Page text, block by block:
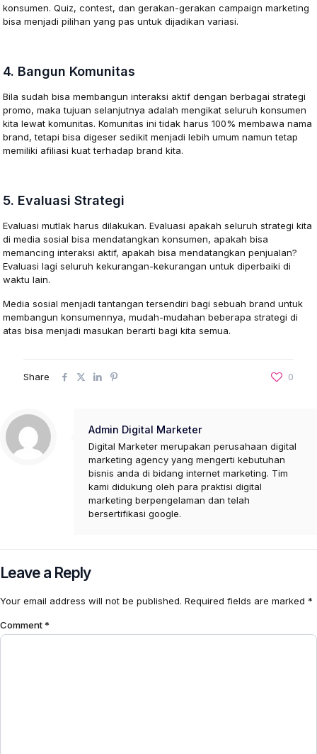
konsumen. Quiz, contest, dan gerakan-gerakan campaign marketing
bisa menjadi pilihan yang pas untuk dijadikan variasi.
4. Bangun Komunitas
Bila sudah bisa membangun interaksi aktif dengan berbagai strategi
promo, maka tujuan selanjutnya adalah mengikat seluruh konsumen
kita lewat komunitas. Komunitas ini tidak harus 100% membawa nama
brand, tetapi bisa digeser sedikit menjadi lebih umum namun tetap
memiliki afiliasi kuat terhadap brand kita.
5. Evaluasi Strategi
Evaluasi mutlak harus dilakukan. Evaluasi apakah seluruh strategi kita
di media sosial bisa mendatangkan konsumen, apakah bisa
memancing interaksi aktif, apakah bisa mendatangkan penjualan?
Evaluasi lagi seluruh kekurangan-kekurangan untuk diperbaiki di
waktu lain.
Media sosial menjadi tantangan tersendiri bagi sebuah brand untuk
membangun konsumennya, mudah-mudahan beberapa strategi di
atas bisa menjadi masukan berarti bagi kita semua.
Share 0
Admin Digital Marketer
Digital Marketer merupakan perusahaan digital
marketing agency yang mengerti kebutuhan
bisnis anda di bidang internet marketing. Tim
kami didukung oleh para praktisi digital
marketing berpengelaman dan telah
bersertifikasi google.
Leave a Reply
Your email address will not be published. Required fields are marked *
Comment*